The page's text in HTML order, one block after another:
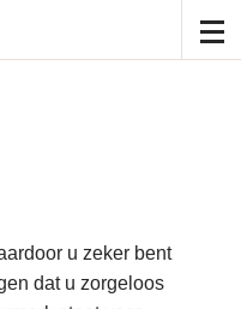
u zeker bent
dat u zorgeloos